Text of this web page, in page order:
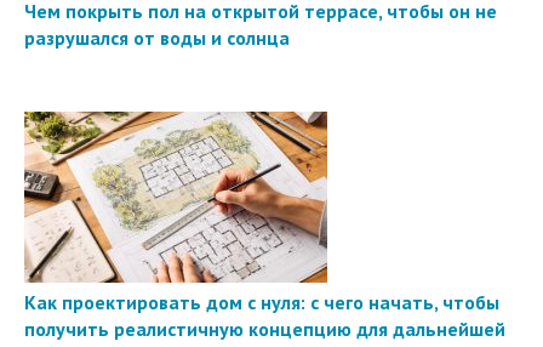
Чем покрыть пол на открытой террасе, чтобы он не
разрушался от воды и солнца
Как проектировать дом с нуля: с чего начать, чтобы
получить реалистичную концепцию для дальнейшей